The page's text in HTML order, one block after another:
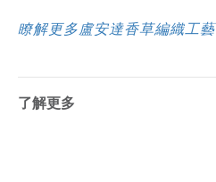
瞭解更多盧安達香草編織工藝
了解更多